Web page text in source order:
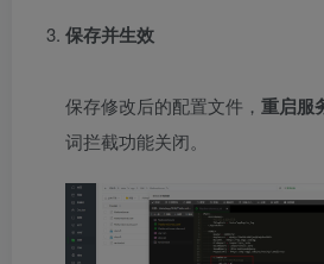
保存并生效
保存修改后的配置文件， 重启服
词拦截功能关闭。